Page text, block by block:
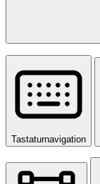
Tastaturnavigation